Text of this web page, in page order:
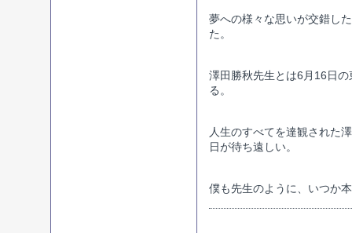
夢への様々な思いが交錯し
た。
澤田勝秋先生とは6月16日
る。
人生のすべてを達観された
日が待ち遠しい。
僕も先生のように、いつか